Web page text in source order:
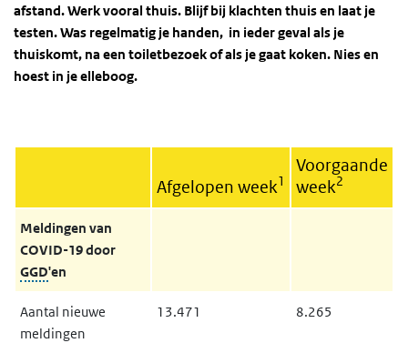
afstand. Werk vooral thuis. Blijf bij klachten thuis en laat je
testen. Was regelmatig je handen, in ieder geval als je
thuiskomt, na een toiletbezoek of als je gaat koken. Nies en
hoest in je elleboog.
Afgelopen week1
Voorgaande
week2
Meldingen van
COVID-19 door
GGD'en
Aantal nieuwe
meldingen
13.471 8.265